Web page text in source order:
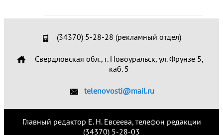
(34370) 5-28-28 (рекламный отдел)
Свердловская обл., г. Новоуральск, ул. Фрунзе 5,
каб. 5
telenovosti@mail.ru
Главный редактор Е. Н. Евсеева, телефон редакции
(34370) 5-28-03